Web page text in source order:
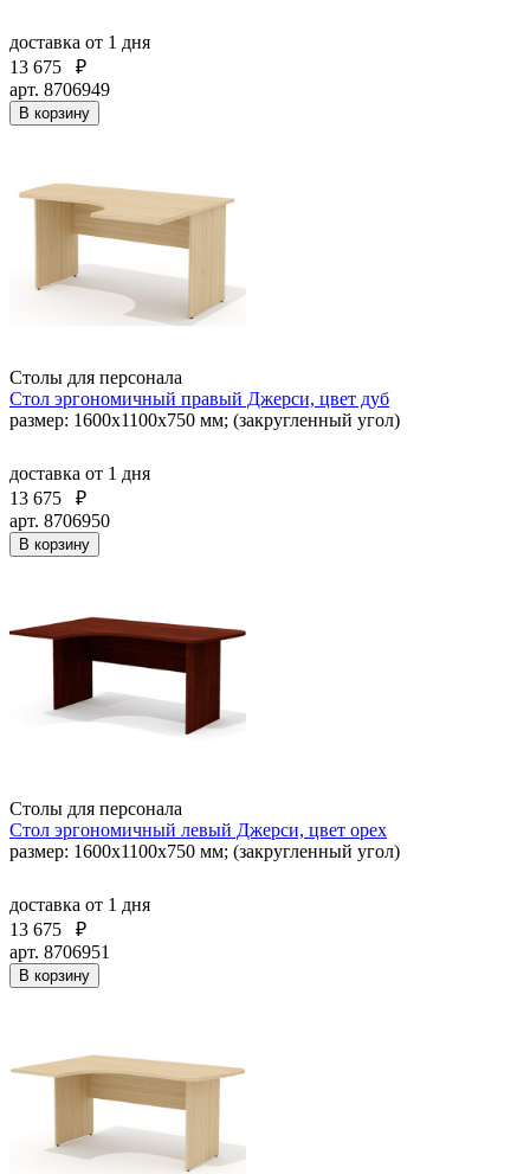
доставка от 1 дня
13 675
₽
арт. 8706949
В корзину
Столы для персонала
Стол эргономичный правый Джерси, цвет дуб
размер: 1600x1100x750 мм; (закругленный угол)
доставка от 1 дня
13 675
₽
арт. 8706950
В корзину
Столы для персонала
Стол эргономичный левый Джерси, цвет орех
размер: 1600x1100x750 мм; (закругленный угол)
доставка от 1 дня
13 675
₽
арт. 8706951
В корзину